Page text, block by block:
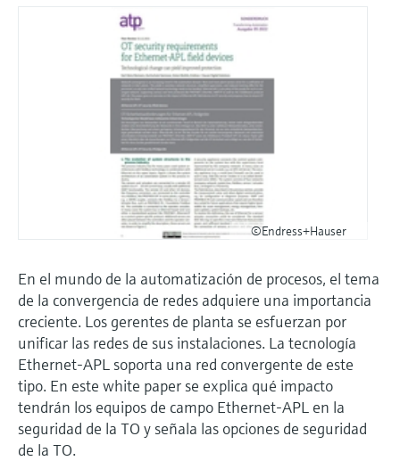
©Endress+Hauser
En el mundo de la automatización de procesos, el tema
de la convergencia de redes adquiere una importancia
creciente. Los gerentes de planta se esfuerzan por
unificar las redes de sus instalaciones. La tecnología
Ethernet-APL soporta una red convergente de este
tipo. En este white paper se explica qué impacto
tendrán los equipos de campo Ethernet-APL en la
seguridad de la TO y señala las opciones de seguridad
de la TO.